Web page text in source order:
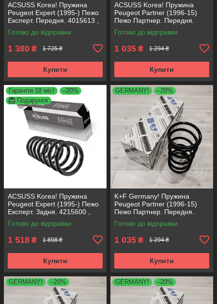
ACSUSS Korea! Пружина
Peugeot Expert (1995-) Пежо
Експерт. Передня. 4015613 ,
RG1332 , 997728. Аксусс
Корея
Готово до відправки
1 380 ₴ 1 725 ₴
Купити
ACSUSS Korea! Пружина
Peugeot Partner (1996-15)
Пежо Партнер. Передня.
4066737 , RA1331 , 997727.
Аксусс Корея
Готово до відправки
1 035 ₴ 1 294 ₴
Купити
Гарантія 18 міс!
–20%
Подарунок
ACSUSS Korea! Пружина
Peugeot Expert (1995-) Пежо
Експерт. Задня. 4215600 ,
RC5267 , 996552. Аксусс
Корея
Готово до відправки
1 518 ₴ 1 898 ₴
Купити
GERMANY! –20%
K+F Germany! Пружина
Peugeot Partner (1996-15)
Пежо Партнер. Передня.
4066737 , RA1331 , 997727.
К+Ф Німеччина
Готово до відправки
1 035 ₴ 1 294 ₴
Купити
GERMANY! –20% GERMANY! –20%